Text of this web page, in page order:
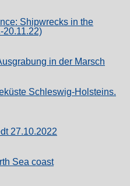
Shipwrecks in the
20.11.22)
in der Marsch
Schleswig-Holsteins.
27.10.2022
Sea coast